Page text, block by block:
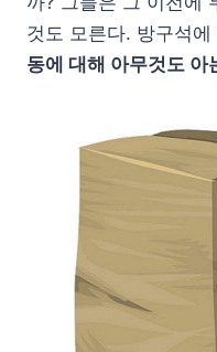
것도 모른다. 방구석
동에 대해 아무것도 아